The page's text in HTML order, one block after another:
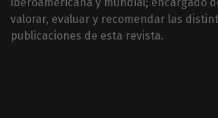
valorar, evaluar y recomendar las
publicaciones de esta revista.